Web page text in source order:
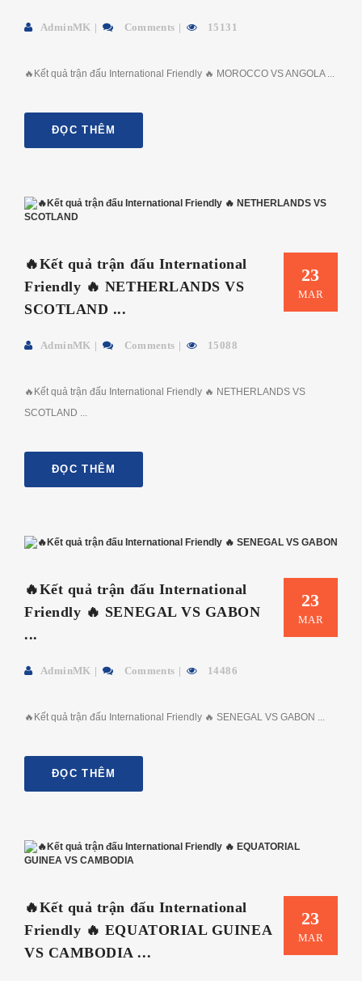
AdminMK Comments 15131
🔥Kết quả trận đấu International Friendly 🔥 MOROCCO VS ANGOLA ...
ĐỌC THÊM
23
MAR
🔥Kết quả trận đấu International
Friendly 🔥 NETHERLANDS VS
SCOTLAND ...
AdminMK Comments 15088
🔥Kết quả trận đấu International Friendly 🔥 NETHERLANDS VS
SCOTLAND ...
ĐỌC THÊM
23
MAR
🔥Kết quả trận đấu International
Friendly 🔥 SENEGAL VS GABON
...
AdminMK Comments 14486
🔥Kết quả trận đấu International Friendly 🔥 SENEGAL VS GABON ...
ĐỌC THÊM
23
MAR
🔥Kết quả trận đấu International
Friendly 🔥 EQUATORIAL GUINEA
VS CAMBODIA ...